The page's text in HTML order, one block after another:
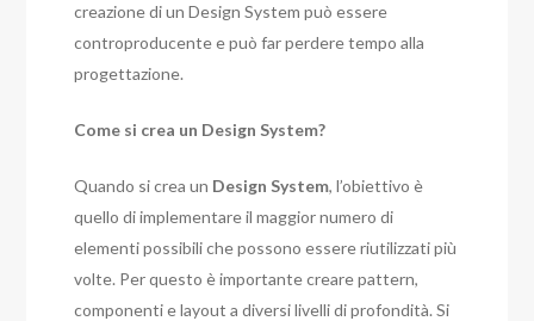
creazione di un Design System può essere
controproducente e può far perdere tempo alla
progettazione.
Come si crea un Design System?
Quando si crea un Design System, l’obiettivo è
quello di implementare il maggior numero di
elementi possibili che possono essere riutilizzati più
volte. Per questo è importante creare pattern,
componenti e layout a diversi livelli di profondità. Si